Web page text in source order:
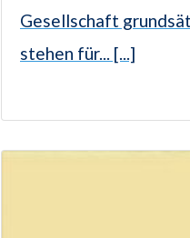
Gesellschaft
stehen für... [...]